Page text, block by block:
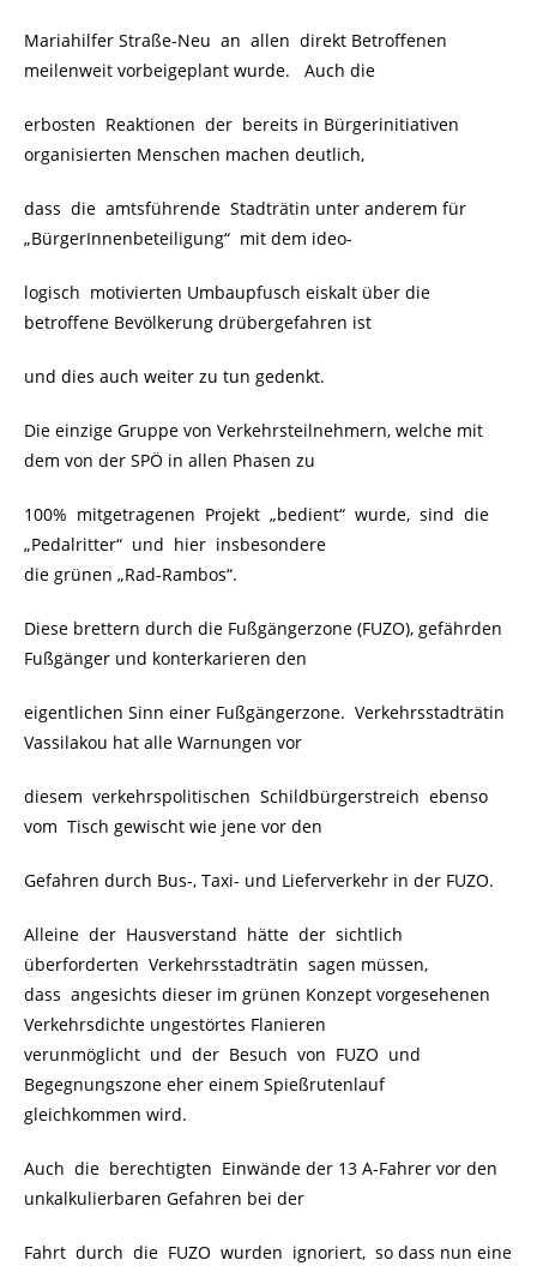
Mariahilfer Straße-Neu an allen direkt Betroffenen
meilenweit vorbeigeplant wurde. Auch die
erbosten Reaktionen der bereits in Bürgerinitiativen
organisierten Menschen machen deutlich,
dass die amtsführende Stadträtin unter anderem für
„BürgerInnenbeteiligung“ mit dem ideo-
logisch motivierten Umbaupfusch eiskalt über die
betroffene Bevölkerung drübergefahren ist
und dies auch weiter zu tun gedenkt.
Die einzige Gruppe von Verkehrsteilnehmern, welche mit
dem von der SPÖ in allen Phasen zu
100% mitgetragenen Projekt „bedient“ wurde, sind die
„Pedalritter“ und hier insbesondere
die grünen „Rad-Rambos“.
Diese brettern durch die Fußgängerzone (FUZO), gefährden
Fußgänger und konterkarieren den
eigentlichen Sinn einer Fußgängerzone. Verkehrsstadträtin
Vassilakou hat alle Warnungen vor
diesem verkehrspolitischen Schildbürgerstreich ebenso
vom Tisch gewischt wie jene vor den
Gefahren durch Bus-, Taxi- und Lieferverkehr in der FUZO.
Alleine der Hausverstand hätte der sichtlich
überforderten Verkehrsstadträtin sagen müssen,
dass angesichts dieser im grünen Konzept vorgesehenen
Verkehrsdichte ungestörtes Flanieren
verunmöglicht und der Besuch von FUZO und
Begegnungszone eher einem Spießrutenlauf
gleichkommen wird.
Auch die berechtigten Einwände der 13 A-Fahrer vor den
unkalkulierbaren Gefahren bei der
Fahrt durch die FUZO wurden ignoriert, so dass nun eine